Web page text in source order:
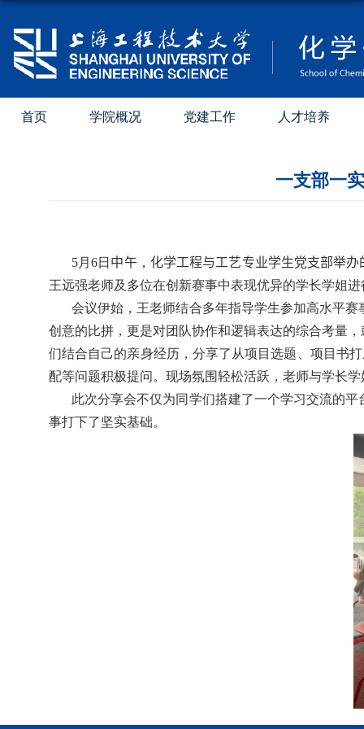
首页 学院概况 党建工作 人才培养
一支部一
5月6日 中午， 化学工程与工艺专业学生党支部举办
王远强老师及多位在创新赛事中表现优异的学长学姐
会议伊始，王老师结合多年指导学生参加高水平
创意的比拼，更是对团队协作和逻辑表达的综合考量
们结合自己的亲身经历，分享了从项目选题、项目书
配等问题积极提问。现场氛围轻松活跃，老师与学长
此次分享会不仅为同学们搭建了一个学习交流的
事打下了坚实基础。